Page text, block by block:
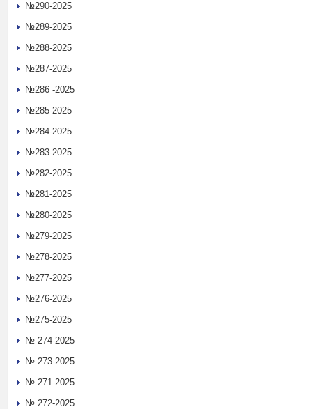
№290-2025
№289-2025
№288-2025
№287-2025
№286 -2025
№285-2025
№284-2025
№283-2025
№282-2025
№281-2025
№280-2025
№279-2025
№278-2025
№277-2025
№276-2025
№275-2025
№ 274-2025
№ 273-2025
№ 271-2025
№ 272-2025